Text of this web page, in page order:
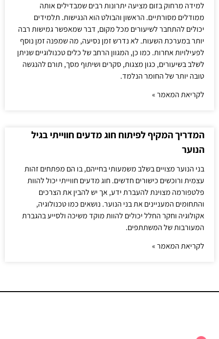
למידה מרחוק בזום מציעה יתרונות רבים שמבדילים אותה
ממודלים מסורתיים. הראשון והבולט הוא הנגישות. תלמידים
יכולים להתחבר לשיעורים מכל מקום, דבר שמאפשר גמישות רבה
יותר במערכת השעות. לא נדרש זמן נסיעה, מה שמפנה זמן נוסף
לפעילויות אחרות. כמו כן, המגוון הרחב של כלים טכנולוגיים שניתן
לשלב בשיעורים, כגון מצגות, סקרים ושיתוף מסך, תורם להנגשה
טובה יותר של החומר הנלמד.
לקריאת המאמר »
המדריך המקיף לפיתוח חוג מדעים חווייתי בגיל
הנוער
בני הנוער מצויים בשלב משמעותי בחייהם, בו הם מפתחים זהות
עצמית ורוכשים כישורים חדשים. חוג מדעים חווייתי יכול להוות
פלטפורמה מצוינת להעברת ידע, אך יש להבין את הצרכים
והתחומים המעניינים את בני הנוער. נושאים כמו טכנולוגיה,
אקולוגיה וחקר החלל יכולים להוות מוקד משיכה ולסייע בהגברת
המעורבות של המשתתפים.
לקריאת המאמר »